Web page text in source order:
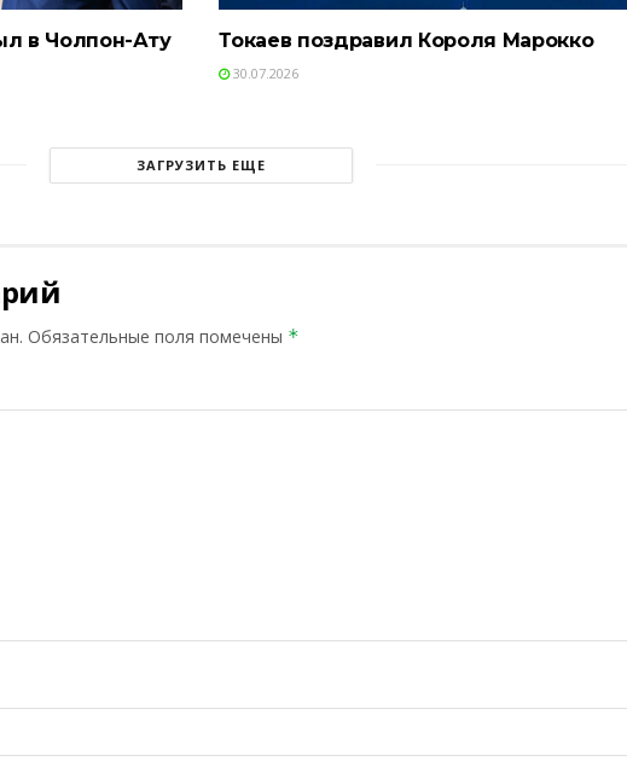
в Чолпон-Ату Токаев поздравил Короля Марокко
30.07.2026
ЗАГРУЗИТЬ ЕЩЕ
Обязательные поля помечены *